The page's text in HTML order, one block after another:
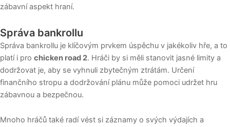
zábavní aspekt hraní.
Správa bankrollu
Správa bankrollu je klíčovým prvkem úspěchu v jakékoliv hře, a to
platí i pro chicken road 2. Hráči by si měli stanovit jasné limity a
dodržovat je, aby se vyhnuli zbytečným ztrátám. Určení
finančního stropu a dodržování plánu může pomoci udržet hru
zábavnou a bezpečnou.
Mnoho hráčů také radí vést si záznamy o svých výdajích a